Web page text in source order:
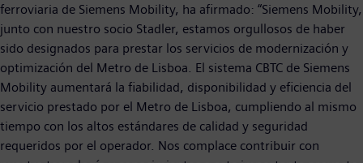
ferroviaria de Siemens Mobility, ha afirmado: “Siemens Mobility,
junto con nuestro socio Stadler, estamos orgullosos de haber
sido designados para prestar los servicios de modernización y
optimización del Metro de Lisboa. El sistema CBTC de Siemens
Mobility aumentará la fiabilidad, disponibilidad y eficiencia del
servicio prestado por el Metro de Lisboa, cumpliendo al mismo
tiempo con los altos estándares de calidad y seguridad
requeridos por el operador. Nos complace contribuir con